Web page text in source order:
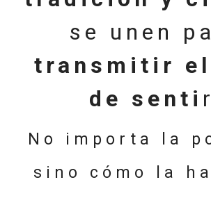
se unen
transmitir
de senti
No importa la
sino cómo la